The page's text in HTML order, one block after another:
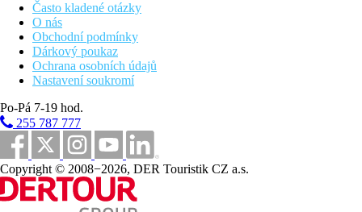
Často kladené otázky
O nás
Obchodní podmínky
Dárkový poukaz
Ochrana osobních údajů
Nastavení soukromí
Po-Pá 7-19 hod.
255 787 777
Copyright © 2008−2026, DER Touristik CZ a.s.